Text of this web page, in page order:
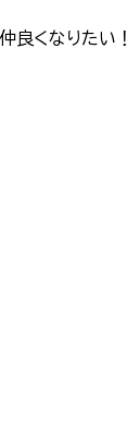
良くなりたい！